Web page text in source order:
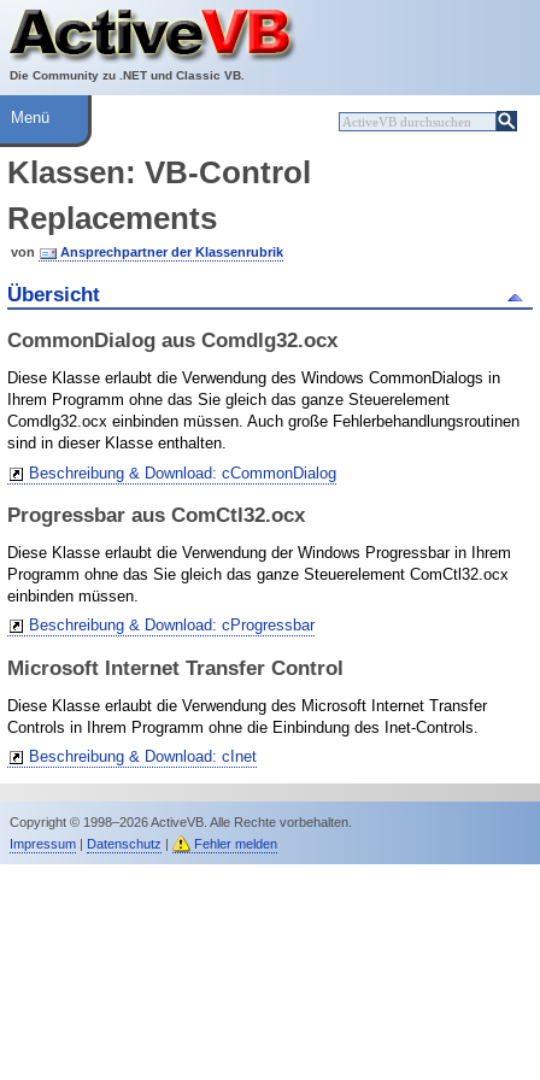
Die Community zu .NET und Classic VB.
Über ActiveVB
Hilfe
Menü
Klassen: VB-Control
Replacements
von Ansprechpartner der Klassenrubrik
Übersicht
CommonDialog aus Comdlg32.ocx
Diese Klasse erlaubt die Verwendung des Windows CommonDialogs in
Ihrem Programm ohne das Sie gleich das ganze Steuerelement
Comdlg32.ocx einbinden müssen. Auch große Fehlerbehandlungsroutinen
sind in dieser Klasse enthalten.
Beschreibung & Download: cCommonDialog
Progressbar aus ComCtl32.ocx
Diese Klasse erlaubt die Verwendung der Windows Progressbar in Ihrem
Programm ohne das Sie gleich das ganze Steuerelement ComCtl32.ocx
einbinden müssen.
Beschreibung & Download: cProgressbar
Microsoft Internet Transfer Control
Diese Klasse erlaubt die Verwendung des Microsoft Internet Transfer
Controls in Ihrem Programm ohne die Einbindung des Inet-Controls.
Beschreibung & Download: cInet
Copyright © 1998–2026 ActiveVB. Alle Rechte vorbehalten.
Impressum| Datenschutz | Fehler melden